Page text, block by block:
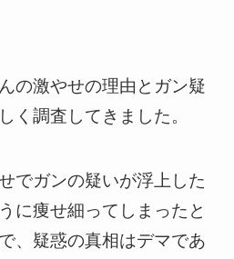
の激やせの理由とガン疑
く調査してきました。
でガンの疑いが浮上した
に痩せ細ってしまったと
、疑惑の真相はデマであ